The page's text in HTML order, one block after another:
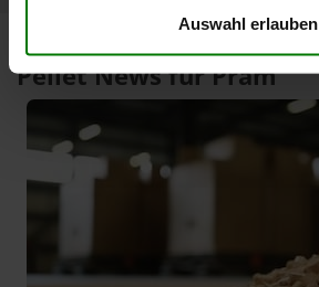
Auswahl erlauben
Pellet News für Pram